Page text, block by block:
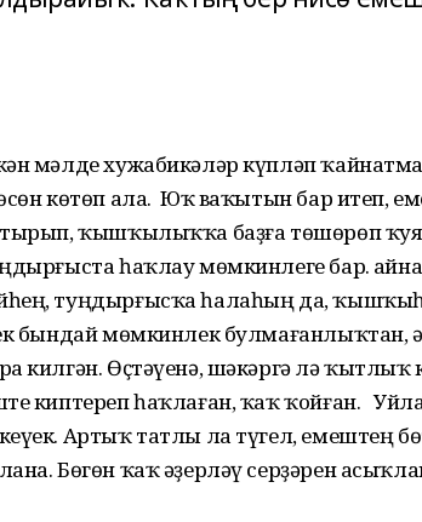
мәлде хужа­бикәләр күпләп
көтөп ала. Юҡ ваҡытын бар итеп,
ҡышҡылыҡҡа баҙға төшөрөп
һаҡлау мөмкинлеге бар.
туңдырғысҡа һалаһың да,
бындай мөмкин­лек булмағанлыҡтан,
килгән. Өҫтәүенә, шәкәргә лә ҡытлыҡ
киптереп һаҡлаған, ҡаҡ ҡойған.
Артыҡ татлы ла түгел, емештең
Бөгөн ҡаҡ әҙерләү серҙәрен